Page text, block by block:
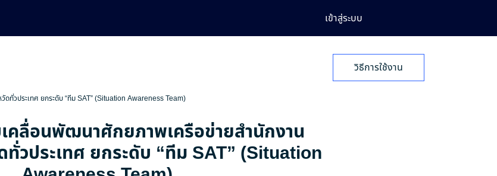
เข้าสู่ระบบ
วิธีการใช้งาน
ทั่วประเทศ ยกระดับ “ทีม SAT” (Situation Awareness Team)
คลื่อนพัฒนาศักยภาพเครือข่ายสำนักงาน
วประเทศ ยกระดับ “ทีม SAT” (Situation